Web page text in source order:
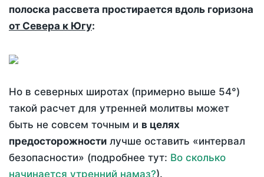
полоска рассвета простирается вдоль горизона
от Севера к Югу:
Но в северных широтах (примерно выше 54°)
такой расчет для утренней молитвы может
быть не совсем точным и в целях
предосторожности лучше оставить «интервал
безопасности» (подробнее тут: Во сколько
начинается утренний намаз?).